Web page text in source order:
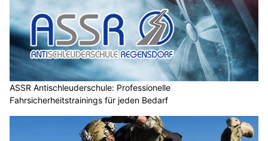
ASSR Antischleuderschule: Professionelle
Fahrsicherheitstrainings für jeden Bedarf